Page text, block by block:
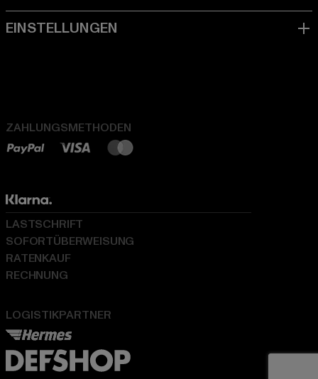
ZAHLUNGSMETHODEN
LOGISTIKPARTNER
LASTSCHRIFT
SOFORTÜBERWEISUNG
RATENKAUF
RECHNUNG